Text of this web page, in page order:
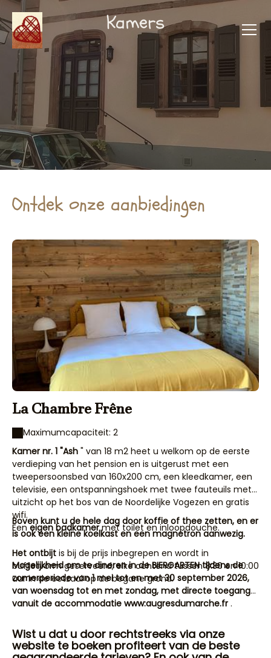
Kamers
Ontdek onze aanbiedingen
La Chambre Frêne
Maximumcapaciteit: 2
Kamer nr. 1 "Ash " van 18 m2 heet u welkom op de eerste
verdieping van het pension en is uitgerust met een
tweepersoonsbed van 160x200 cm, een kleedkamer, een
televisie, een ontspanningshoek met twee fauteuils met
uitzicht op het bos van de Noordelijke Vogezen en gratis
wifi.
Eeneigen badkamermet toilet en inloopdouche.
Het ontbijt is bij de prijs inbegrepen en wordt in
buffetvorm geserveerd, elke ochtend tussen 8:30 en 10:00
uur in de eetzaal op de begane grond.
Boven kunt u de hele dag door koffie of thee zetten, en er
is ook een kleine koelkast en een magnetron aanwezig.
.
Mogelijkheid om te dineren in de BIERGARTEN tijdens de
zomerperiode van 1 mei tot en met 30 september 2026,
van woensdag tot en met zondag, met directe toegang
vanuit de accommodatie www:augresdumarche.fr.
Wist u dat u door rechtstreeks via onze
website te boeken profiteert van de beste